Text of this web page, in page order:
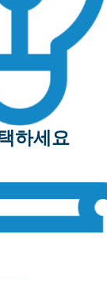
하세요